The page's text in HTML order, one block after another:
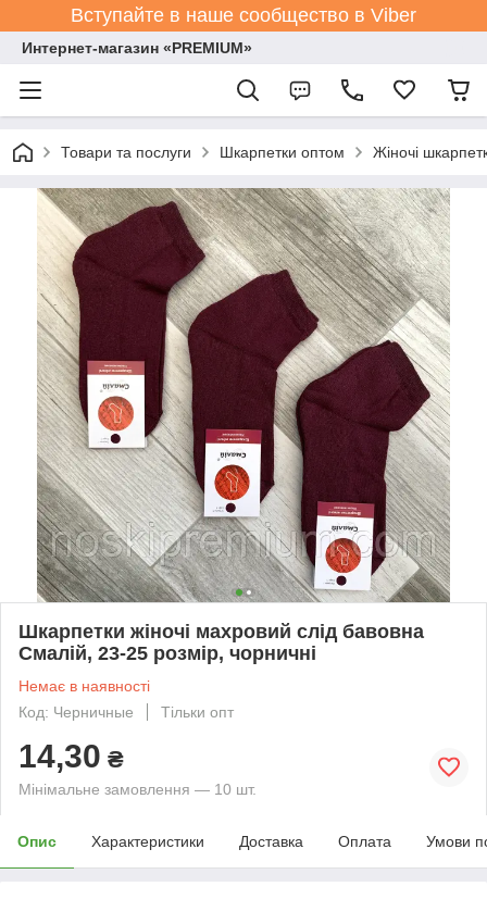
Вступайте в наше сообщество в Viber
Интернет-магазин «PREMIUM»
Товари та послуги Шкарпетки оптом Жіночі
Шкарпетки жіночі махровий слід бавовна
Смалій, 23-25 розмір, чорничні
Немає в наявності
Код: Черничные
Тільки опт
14,30 ₴
Мінімальне замовлення — 10 шт.
Опис Характеристики Доставка Оплата Умови